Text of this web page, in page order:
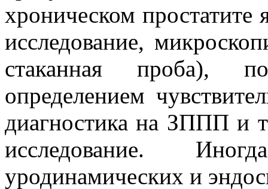
хроническом простатите
исследование,
стаканная проба),
определением
диагностика на ЗППП и
исследование.
уродинамических и